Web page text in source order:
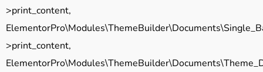
>print_content,
>print_content,